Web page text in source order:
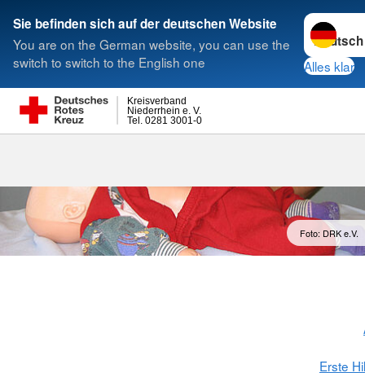
Sie befinden sich auf der deutschen Website
You are on the German website, you can use the
switch to switch to the English one
Sprache
Alles klar
Tel. 0281 3001-0
Niederrhein e. V.
Kreisverband
Suche
Foto: DRK e.V.
Erste